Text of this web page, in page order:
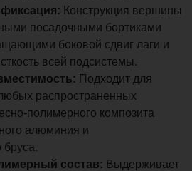
Конструкция вершины
посадочными бортиками
боковой сдвиг лаги и
всей подсистемы.
Подходит для
распространенных
полимерного композита
алюминия и
бруса.
состав: Выдерживает